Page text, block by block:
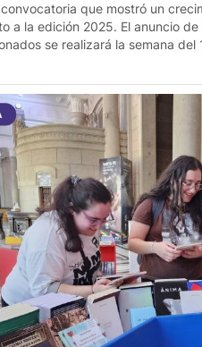
que mostró un
a la edición 2025. El anuncio
se realizará la semana del